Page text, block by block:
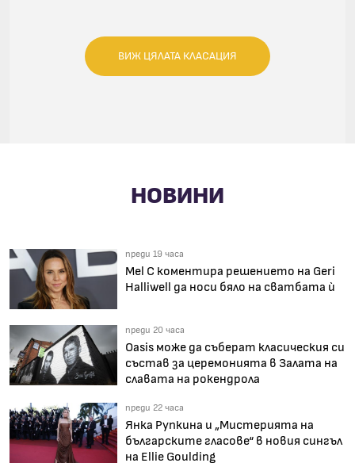
ВИЖ ЦЯЛАТА КЛАСАЦИЯ
НОВИНИ
преди 19 часа
Mel C коментира решението на Geri
Halliwell да носи бяло на сватбата ѝ
преди 20 часа
Oasis може да съберат класическия си
състав за церемонията в Залата на
славата на рокендрола
преди 22 часа
Янка Рупкина и „Мистерията на
българските гласове“ в новия сингъл
на Ellie Goulding